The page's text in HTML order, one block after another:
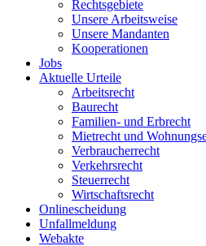
Rechtsgebiete
Unsere Arbeitsweise
Unsere Mandanten
Kooperationen
Jobs
Aktuelle Urteile
Arbeitsrecht
Baurecht
Familien- und Erbrecht
Mietrecht und
Verbraucherrecht
Verkehrsrecht
Steuerrecht
Wirtschaftsrecht
Onlinescheidung
Unfallmeldung
Webakte